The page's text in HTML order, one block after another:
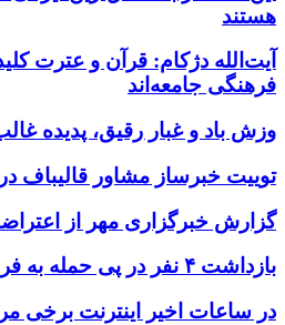
هستند
آیت‌الله دژکام: قرآن و عترت
فرهنگی جامعه‌اند
وزش باد و غبار رقیق، پدیده
توییت خبرساز مشاور قالیباف
گزارش خبرگزاری مهر از
بازداشت ۴ نفر در پی حمله به فرمانداری فسا
در ساعات اخیر اینترنت برخی